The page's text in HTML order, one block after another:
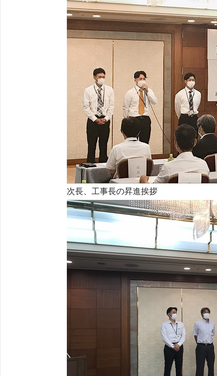
次長、工事長の昇進挨拶